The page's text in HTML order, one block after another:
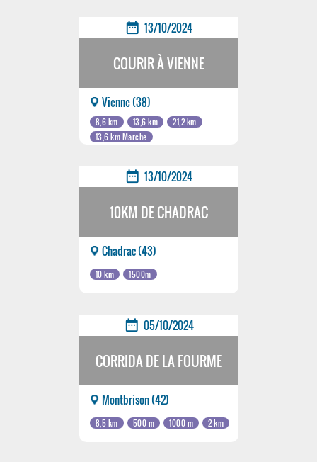
date_range 13/10/2024
COURIR À VIENNE
Vienne (38)
8,6 km 13,6 km
21,2 km
13,6 km Marche
date_range 13/10/2024
10KM DE CHADRAC
Chadrac (43)
10 km 1500m
date_range 05/10/2024
CORRIDA DE LA FOURME
Montbrison (42)
8,5 km 500 m 1000 m 2 km